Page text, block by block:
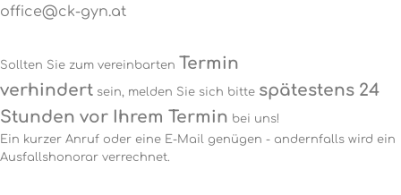
office@ck-gyn.at
Sollten Sie zum vereinbarten Termin
verhindert sein, melden Sie sich bitte spätestens 24
Stunden vor Ihrem Termin bei uns!
Ein kurzer Anruf oder eine E-Mail genügen - andernfalls wird ein
Ausfallshonorar verrechnet.